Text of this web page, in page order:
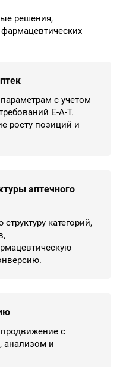
решения,
с учетом
E-A-T.
росту позиций и
аптечного
категорий,
с
анализом и